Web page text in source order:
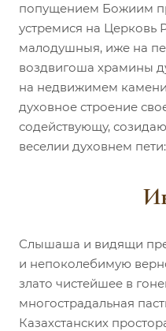
попущением Божиим
устремися на Церковь
малодушныя, иже на
воздвигоша храмины
на недвижимем
духовное строение
содействующу,
веселии духовнем
Слышаша и видящи
и непоколебимую
злато чистейшее в
многострадальная
Казахстанских